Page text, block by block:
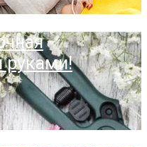
руками!